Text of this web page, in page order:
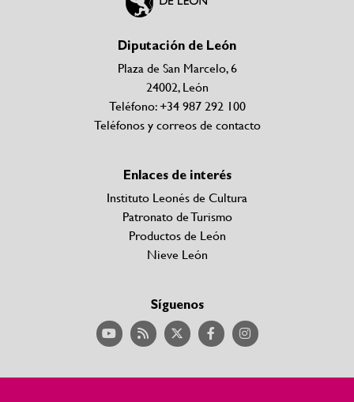
Diputación de León
Plaza de San Marcelo, 6
24002, León
Teléfono: +34 987 292 100
Teléfonos y correos de contacto
Enlaces de interés
Instituto Leonés de Cultura
Patronato de Turismo
Productos de León
Nieve León
Síguenos